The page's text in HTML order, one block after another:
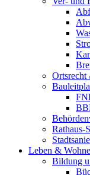
Ortsrecht
Rathaus-
Leben &
Bildung